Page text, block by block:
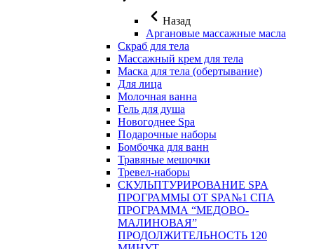
Назад
Аргановые массажные масла
Скраб для тела
Массажный крем для тела
Маска для тела (обертывание)
Для лица
Молочная ванна
Гель для душа
Новогоднее Spa
Подарочные наборы
Бомбочка для ванн
Травяные мешочки
Тревел-наборы
СКУЛЬПТУРИРОВАНИЕ SPA
ПРОГРАММЫ ОТ SPA№1 СПА
ПРОГРАММА “МЕДОВО-
МАЛИНОВАЯ”
ПРОДОЛЖИТЕЛЬНОСТЬ 120